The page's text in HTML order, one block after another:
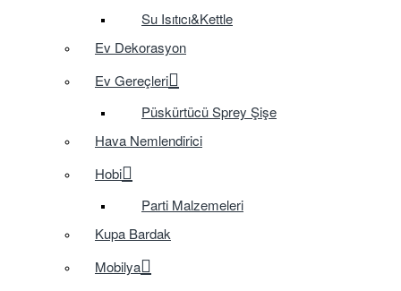
Su Isıtıcı&Kettle
Ev Dekorasyon
Ev Gereçleri
Püskürtücü Sprey Şişe
Hava Nemlendirici
Hobi
Parti Malzemeleri
Kupa Bardak
Mobilya